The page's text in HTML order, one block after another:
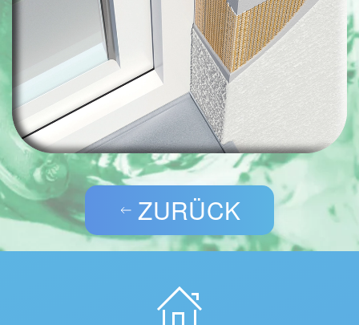
ZURÜCK